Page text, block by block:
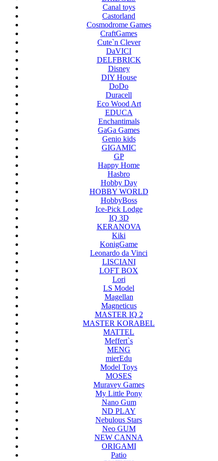
Canal toys
Castorland
Cosmodrome Games
CraftGames
Cute`n Clever
DaVICI
DELFBRICK
Disney
DIY House
DoDo
Duracell
Eco Wood Art
EDUCA
Enchantimals
GaGa Games
Genio kids
GIGAMIC
GP
Happy Home
Hasbro
Hobby Day
HOBBY WORLD
HobbyBoss
Ice-Pick Lodge
IQ 3D
KERANOVA
Kiki
KonigGame
Leonardo da Vinci
LISCIANI
LOFT BOX
Lori
LS Model
Magellan
Magneticus
MASTER IQ 2
MASTER KORABEL
MATTEL
Meffert`s
MENG
mierEdu
Model Toys
MOSES
Muravey Games
My Little Pony
Nano Gum
ND PLAY
Nebulous Stars
Neo GUM
NEW CANNA
ORIGAMI
Patio